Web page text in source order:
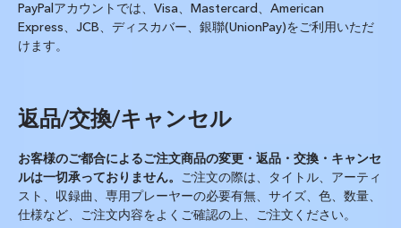
PayPal アカウントでは、 Visa、 Mastercard、 American
Express、 JCB、ディスカバー、銀聯(UnionPay)をご利用いただ
けます。
返品/交換/キャンセル
お客様のご都合によるご注文商品の変更・返品・交換・キャンセ
ルは一切承っておりません。 ご注文の際は、タイトル、アーティ
スト、収録曲、専用プレーヤーの必要有無、サイズ、色、数量、
仕様など、ご注文内容をよくご確認の上、ご注文ください。